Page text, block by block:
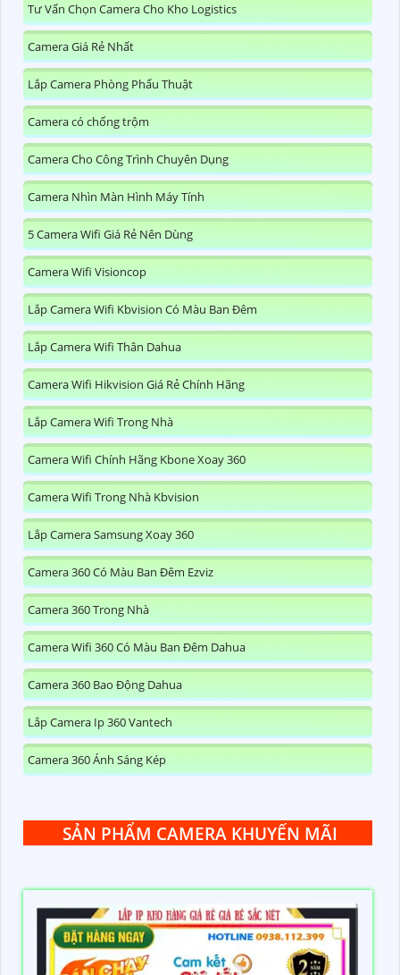
Tư Vấn Chọn Camera Cho Kho Logistics
Camera Giá Rẻ Nhất
Lắp Camera Phòng Phẩu Thuật
Camera có chống trộm
Camera Cho Công Trình Chuyên Dụng
Camera Nhìn Màn Hình Máy Tính
5 Camera Wifi Giá Rẻ Nên Dùng
Camera Wifi Visioncop
Lắp Camera Wifi Kbvision Có Màu Ban Đêm
Lắp Camera Wifi Thân Dahua
Camera Wifi Hikvision Giá Rẻ Chính Hãng
Lắp Camera Wifi Trong Nhà
Camera Wifi Chính Hãng Kbone Xoay 360
Camera Wifi Trong Nhà Kbvision
Lắp Camera Samsung Xoay 360
Camera 360 Có Màu Ban Đêm Ezviz
Camera 360 Trong Nhà
Camera Wifi 360 Có Màu Ban Đêm Dahua
Camera 360 Bao Động Dahua
Lắp Camera Ip 360 Vantech
Camera 360 Ánh Sáng Kép
SẢN PHẨM CAMERA KHUYẾN MÃI